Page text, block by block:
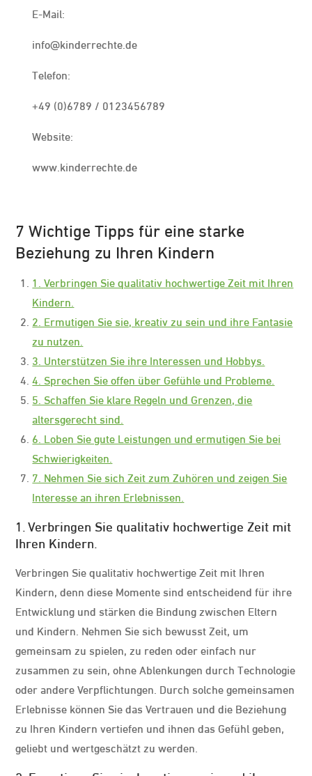
E-Mail:
info@kinderrechte.de
Telefon:
+49 (0)6789 / 0123456789
Website:
www.kinderrechte.de
7 Wichtige Tipps für eine starke
Beziehung zu Ihren Kindern
1. Verbringen Sie qualitativ hochwertige Zeit mit Ihren
Kindern.
2. Ermutigen Sie sie, kreativ zu sein und ihre Fantasie
zu nutzen.
3. Unterstützen Sie ihre Interessen und Hobbys.
4. Sprechen Sie offen über Gefühle und Probleme.
5. Schaffen Sie klare Regeln und Grenzen, die
altersgerecht sind.
6. Loben Sie gute Leistungen und ermutigen Sie bei
Schwierigkeiten.
7. Nehmen Sie sich Zeit zum Zuhören und zeigen Sie
Interesse an ihren Erlebnissen.
1. Verbringen Sie qualitativ hochwertige Zeit mit
Ihren Kindern.
Verbringen Sie qualitativ hochwertige Zeit mit Ihren
Kindern, denn diese Momente sind entscheidend für ihre
Entwicklung und stärken die Bindung zwischen Eltern
und Kindern. Nehmen Sie sich bewusst Zeit, um
gemeinsam zu spielen, zu reden oder einfach nur
zusammen zu sein, ohne Ablenkungen durch Technologie
oder andere Verpflichtungen. Durch solche gemeinsamen
Erlebnisse können Sie das Vertrauen und die Beziehung
zu Ihren Kindern vertiefen und ihnen das Gefühl geben,
geliebt und wertgeschätzt zu werden.